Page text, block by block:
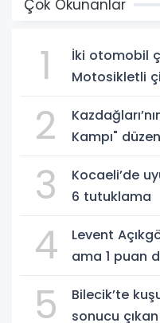
Çok Okunanlar
1
İki otomobil
Motosikletli
2
Kampı"
3
Kocaeli’de
6 tutuklama
4
Levent
ama 1 puan
5
Bilecik’te
sonucu